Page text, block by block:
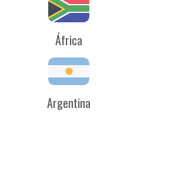
África
Argentina